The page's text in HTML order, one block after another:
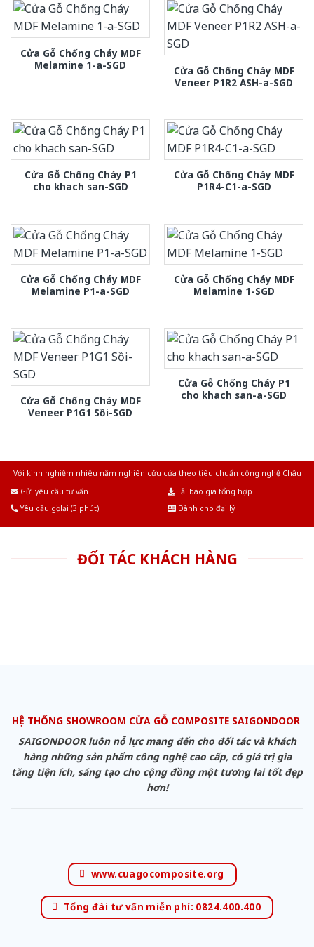
Cửa Gỗ Chống Cháy MDF
Melamine 1-a-SGD
Cửa Gỗ Chống Cháy MDF
Veneer P1R2 ASH-a-SGD
Cửa Gỗ Chống Cháy P1
cho khach san-SGD
Cửa Gỗ Chống Cháy MDF
P1R4-C1-a-SGD
Cửa Gỗ Chống Cháy MDF
Melamine P1-a-SGD
Cửa Gỗ Chống Cháy MDF
Melamine 1-SGD
Cửa Gỗ Chống Cháy MDF
Veneer P1G1 Sồi-SGD
Cửa Gỗ Chống Cháy P1
cho khach san-a-SGD
Với kinh nghiệm nhiêu năm nghiên cứu cửa theo tiêu chuẩn công nghệ Châu
Gửi yêu cầu tư vấn
Tải báo giá tổng hợp
Yêu cầu gọi lại (3 phút)
Dành cho đại lý
ĐỐI TÁC KHÁCH HÀNG
HỆ THỐNG SHOWROOM CỬA GỖ COMPOSITE SAIGONDOOR
SAIGONDOOR luôn nỗ lực mang đến cho đối tác và khách
hàng những sản phẩm công nghệ cao cấp, có giá trị gia
tăng tiện ích, sáng tạo cho cộng đồng một tương lai tốt đẹp
hơn!
www.cuagocomposite.org
Tổng đài tư vấn miễn phí: 0824.400.400